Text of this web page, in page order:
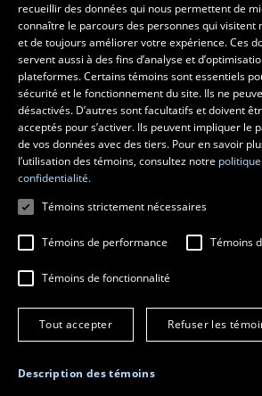
Faculté d’aménagement, d’architecture, d’art
École d’art
École supérieure d’aménagement du
régional
École d’architecture
École de design
© 2026 Université Laval
Tous
Conditions générales
Fraude en ligne
Paramétrer les témoins
recueillir des données qui nous permettent de
connaître le parcours des personnes qui visitent
et de toujours améliorer votre expérience. Ces
servent aussi à des fins d’analyse et
plateformes. Certains témoins sont essentiels
sécurité et le fonctionnement du site. Ils ne
désactivés. D’autres sont facultatifs et doivent
acceptés pour s’activer. Ils peuvent impliquer le
de vos données avec des tiers. Pour en savoir
l’utilisation des témoins, consultez notre
confidentialité.
Témoins strictement nécessaires
Témoins de performance Témoins
Témoins de fonctionnalité
Tout accepter Refuser les
Description des témoins